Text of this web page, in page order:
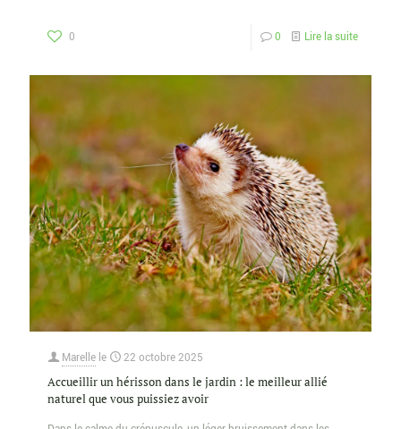
0 0 Lire la suite
Marelle le 22 octobre 2025
Accueillir un hérisson dans le jardin : le meilleur allié
naturel que vous puissiez avoir